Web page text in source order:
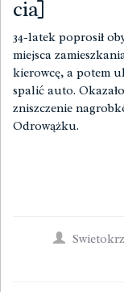
cia]
34-latek poprosił
miejsca
kierowcę, a potem
spalić auto.
zniszczenie
Odrowążku.